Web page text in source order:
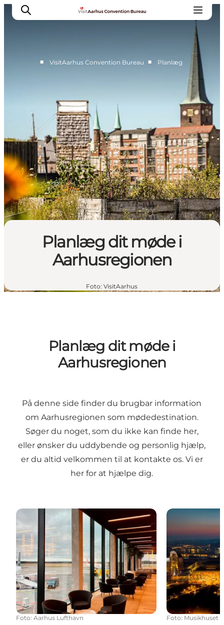
Planlæg
Vores service
Viden & Netværk
Kontakt
■ VisitAarhus Convention Bureau ■ Planlæg
Planlæg dit møde i
Aarhusregionen
Foto: VisitAarhus
Planlæg dit møde i
Aarhusregionen
På denne side finder du brugbar information
om Aarhusregionen som mødedestination.
Søger du noget, som du ikke kan finde her,
eller ønsker du uddybende og personlig hjælp,
er du altid velkommen til at kontakte os.Vi er
her for at hjælpe dig.
Tilgængelighed: Til og fra Aarhus
Foto: Aarhus Lufthavn
Venues
Foto: Musikhuset